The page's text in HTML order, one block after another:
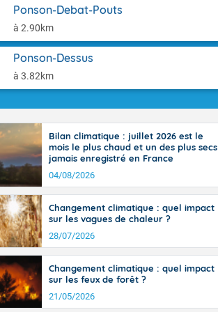
Ponson-Debat-Pouts
à 2.90km
Ponson-Dessus
à 3.82km
Le
moins
25 à 30
35 degrés
Bilan climatique : juillet 2026 est le
mois le plus chaud et un des plus secs
jamais enregistré en France
04/08/2026
Changement climatique : quel impact
sur les vagues de chaleur ?
28/07/2026
Changement climatique : quel impact
sur les feux de forêt ?
21/05/2026